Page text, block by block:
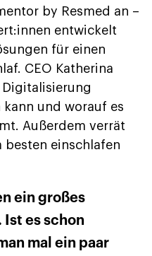
by Resmed an –
entwickelt
für einen
CEO Katherina
Digitalisierung
und worauf es
Außerdem verrät
besten einschlafen
ein großes
es schon
mal ein paar